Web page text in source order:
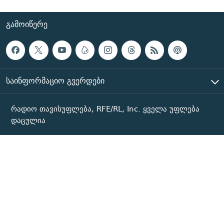
ᲒᲐᲛᲝᲘᲬᲔᲠᲔ
ᲡᲐᲘᲜᲤᲝᲠᲛᲐᲪᲘᲝ ᲒᲕᲔᲠᲓᲔᲑᲘ
რადიო თავისუფლება, RFE/RL, Inc. ყველა უფლება
დაცულია